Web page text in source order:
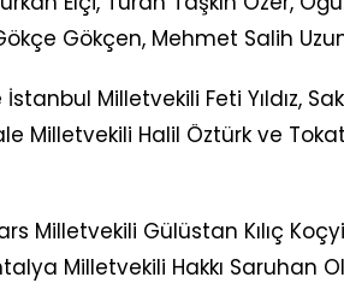
Gökçen, Mehmet Salih
İstanbul Milletvekili Feti Yıldız,
Milletvekili Halil Öztürk ve
Milletvekili Gülüstan Kılıç
Milletvekili Hakkı Saruhan